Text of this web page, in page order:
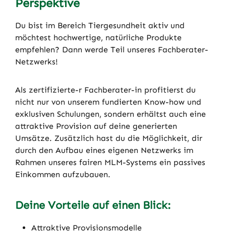
Perspektive
Du bist im Bereich Tiergesundheit aktiv und
möchtest hochwertige, natürliche Produkte
empfehlen? Dann werde Teil unseres Fachberater-
Netzwerks!
Als zertifizierte-r Fachberater-in profitierst du
nicht nur von unserem fundierten Know-how und
exklusiven Schulungen, sondern erhältst auch eine
attraktive Provision auf deine generierten
Umsätze. Zusätzlich hast du die Möglichkeit, dir
durch den Aufbau eines eigenen Netzwerks im
Rahmen unseres fairen MLM-Systems ein passives
Einkommen aufzubauen.
Deine Vorteile auf einen Blick:
Attraktive Provisionsmodelle